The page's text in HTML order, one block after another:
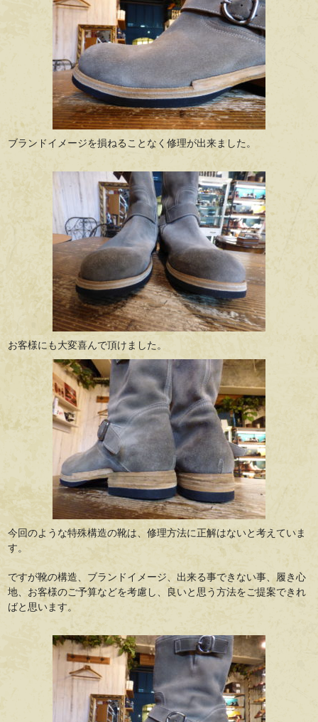
ブランドイメージを損ねることなく修理が出来ました。
お客様にも大変喜んで頂けました。
今回のような特殊構造の靴は、修理方法に正解はないと考えていま
す。
ですが靴の構造、ブランドイメージ、出来る事できない事、履き心
地、お客様のご予算などを考慮し、良いと思う方法をご提案できれ
ばと思います。